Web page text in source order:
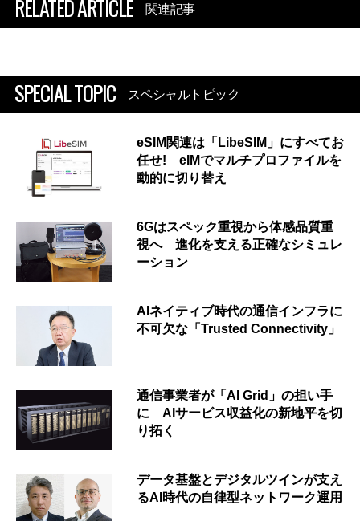
RELATED ARTICLE 関連記事
SPECIAL TOPIC スペシャルトピック
eSIM関連は「LibeSIM」にすべてお
任せ! eIMでマルチプロファイルを
動的に切り替え
6Gはスペック重視から体感品質重
視へ 進化を支える正確なシミュレ
ーション
AIネイティブ時代の通信インフラに
不可欠な「Trusted Connectivity」
通信事業者が「AI Grid」の担い手
に AIサービス収益化の新地平を切
り拓く
データ基盤とデジタルツインが支え
るAI時代の自律型ネットワーク運用